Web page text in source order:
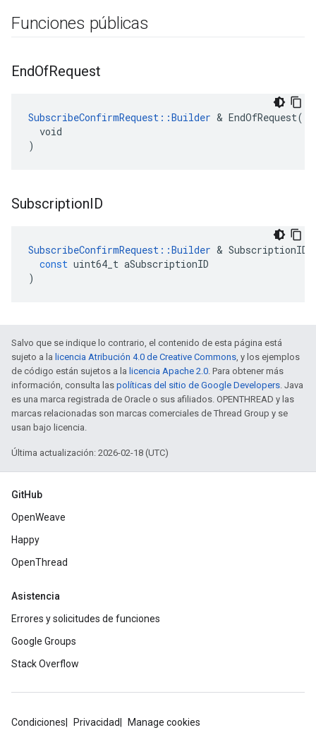
Funciones públicas
EndOfRequest
SubscribeConfirmRequest::Builder & EndOfRequest(
  void
)
SubscriptionID
SubscribeConfirmRequest ::Builder & SubscriptionID
const uint64_t aSubscriptionID
)
Salvo que se indique lo contrario, el contenido de esta página está
sujeto a la licencia Atribución 4.0 de Creative Commons, y los ejemplos
de código están sujetos a la licencia Apache 2.0. Para obtener más
información, consulta las políticas del sitio de Google Developers. Java
es una marca registrada de Oracle o sus afiliados. OPENTHREAD y las
marcas relacionadas son marcas comerciales de Thread Group y se
usan bajo licencia.
Última actualización: 2026-02-18 (UTC)
GitHub
OpenWeave
Happy
OpenThread
Asistencia
Errores y solicitudes de funciones
Google Groups
Stack Overflow
Condiciones Privacidad Manage cookies